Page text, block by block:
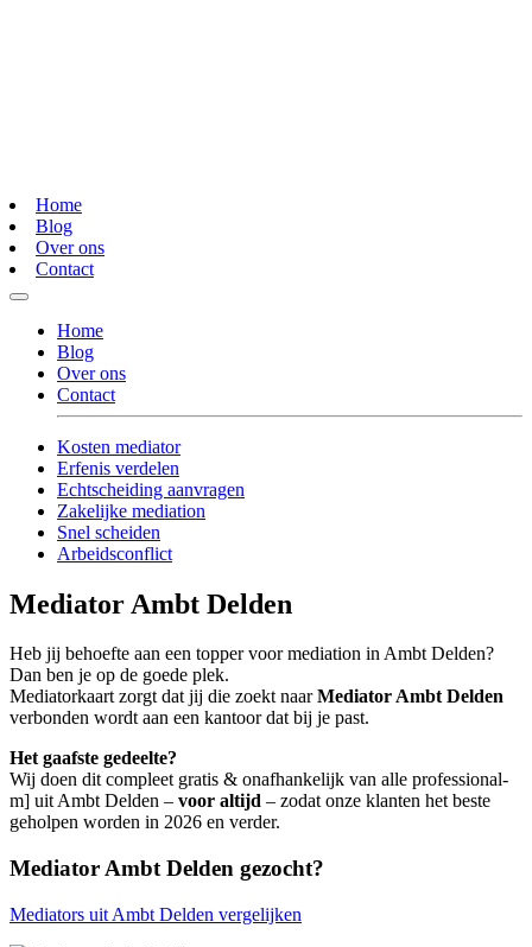
Home
Blog
Over ons
Contact
Home
Blog
Over ons
Contact
Kosten mediator
Erfenis verdelen
Echtscheiding aanvragen
Zakelijke mediation
Snel scheiden
Arbeidsconflict
Mediator Ambt Delden
Heb jij behoefte aan een topper voor mediation in Ambt Delden?
Dan ben je op de goede plek.
Mediatorkaart zorgt dat jij die zoekt naarMediator Ambt Delden
verbonden wordt aan een kantoor dat bij je past.
Het gaafste gedeelte?
Wij doen dit compleet gratis & onafhankelijk van alle professional-
m] uit Ambt Delden – voor altijd – zodat onze klanten het beste
geholpen worden in 2026 en verder.
Mediator Ambt Delden gezocht?
Mediators uit Ambt Delden vergelijken